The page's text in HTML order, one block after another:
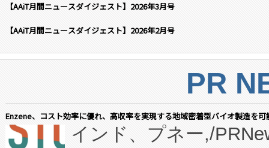
【AAiT月間ニュースダイジェスト】2026年3月号
【AAiT月間ニュースダイジェスト】2026年2月号
PR
Enzene、コスト効率に優れ、高収率を実現する地域密着型バイオ製造を
インド、プネー,/